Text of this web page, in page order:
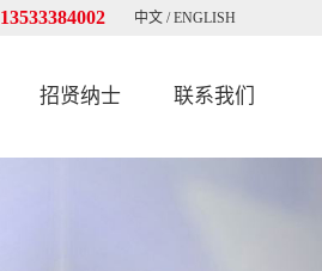
13533384002 中文 /ENGLISH
招贤纳士 联系我们